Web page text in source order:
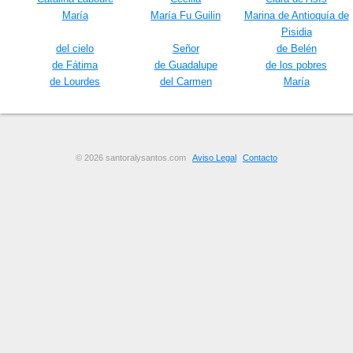
María
María Fu Guilin
Marina de Antioquía de
Pisidia
del cielo
Señor
de Belén
de Fátima
de Guadalupe
de los pobres
de Lourdes
del Carmen María
© 2026 santoralysantos.com Aviso Legal Contacto